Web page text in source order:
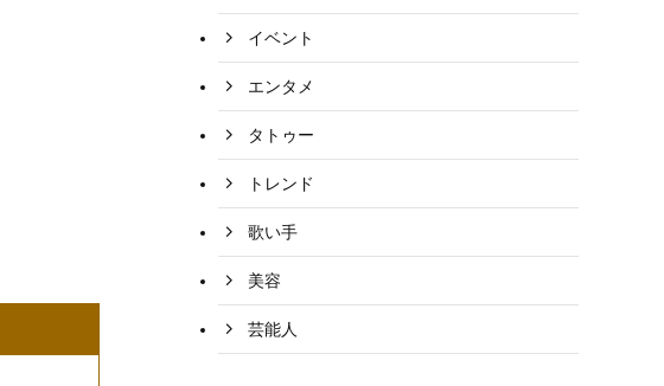
イベント
エンタメ
タトゥー
トレンド
歌い手
美容
芸能人